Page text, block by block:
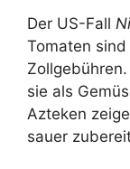
Der US-Fall
Tomaten
sie als
Azteken
sauer